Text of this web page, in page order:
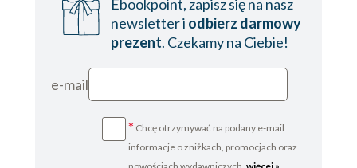
Ebookpoint, zapisz się na nasz
newsletter i odbierz darmowy
prezent. Czekamy na Ciebie!
e-mail
* Chcę otrzymywać na podany e-mail
informacje o zniżkach, promocjach oraz